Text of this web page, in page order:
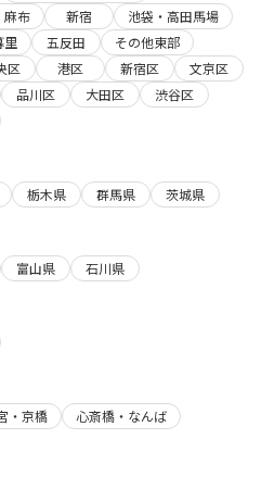
麻布 新宿
池袋・高田馬場
里 五反田
その他東部
区 港区 新宿区
文京区
品川区 大田区
渋谷区
栃木県 群馬県
茨城県
富山県
石川県
・京橋
心斎橋・なんば